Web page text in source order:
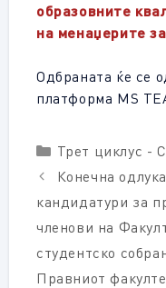
образовните
на менаџерите
Одбраната ќе се
платформа MS
Categories
Трет циклус -
Конечна
кандидатури за
членови на
студентско
Правниот